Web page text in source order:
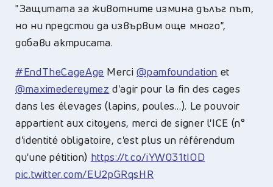
"Защитата за животните измина дълъг път,
но ни предстои да извървим още много",
добави актрисата.
#EndTheCageAge Merci@pamfoundation et
@maximedereymez d'agir pour la fin des cages
dans les élevages (lapins, poules...). Le pouvoir
appartient aux citoyens, merci de signer l'ICE (n°
d'identité obligatoire, c'est plus un référendum
qu'une pétition) https://t.co/iYW031tIOD
pic.twitter.com/EU2pGRqsHR